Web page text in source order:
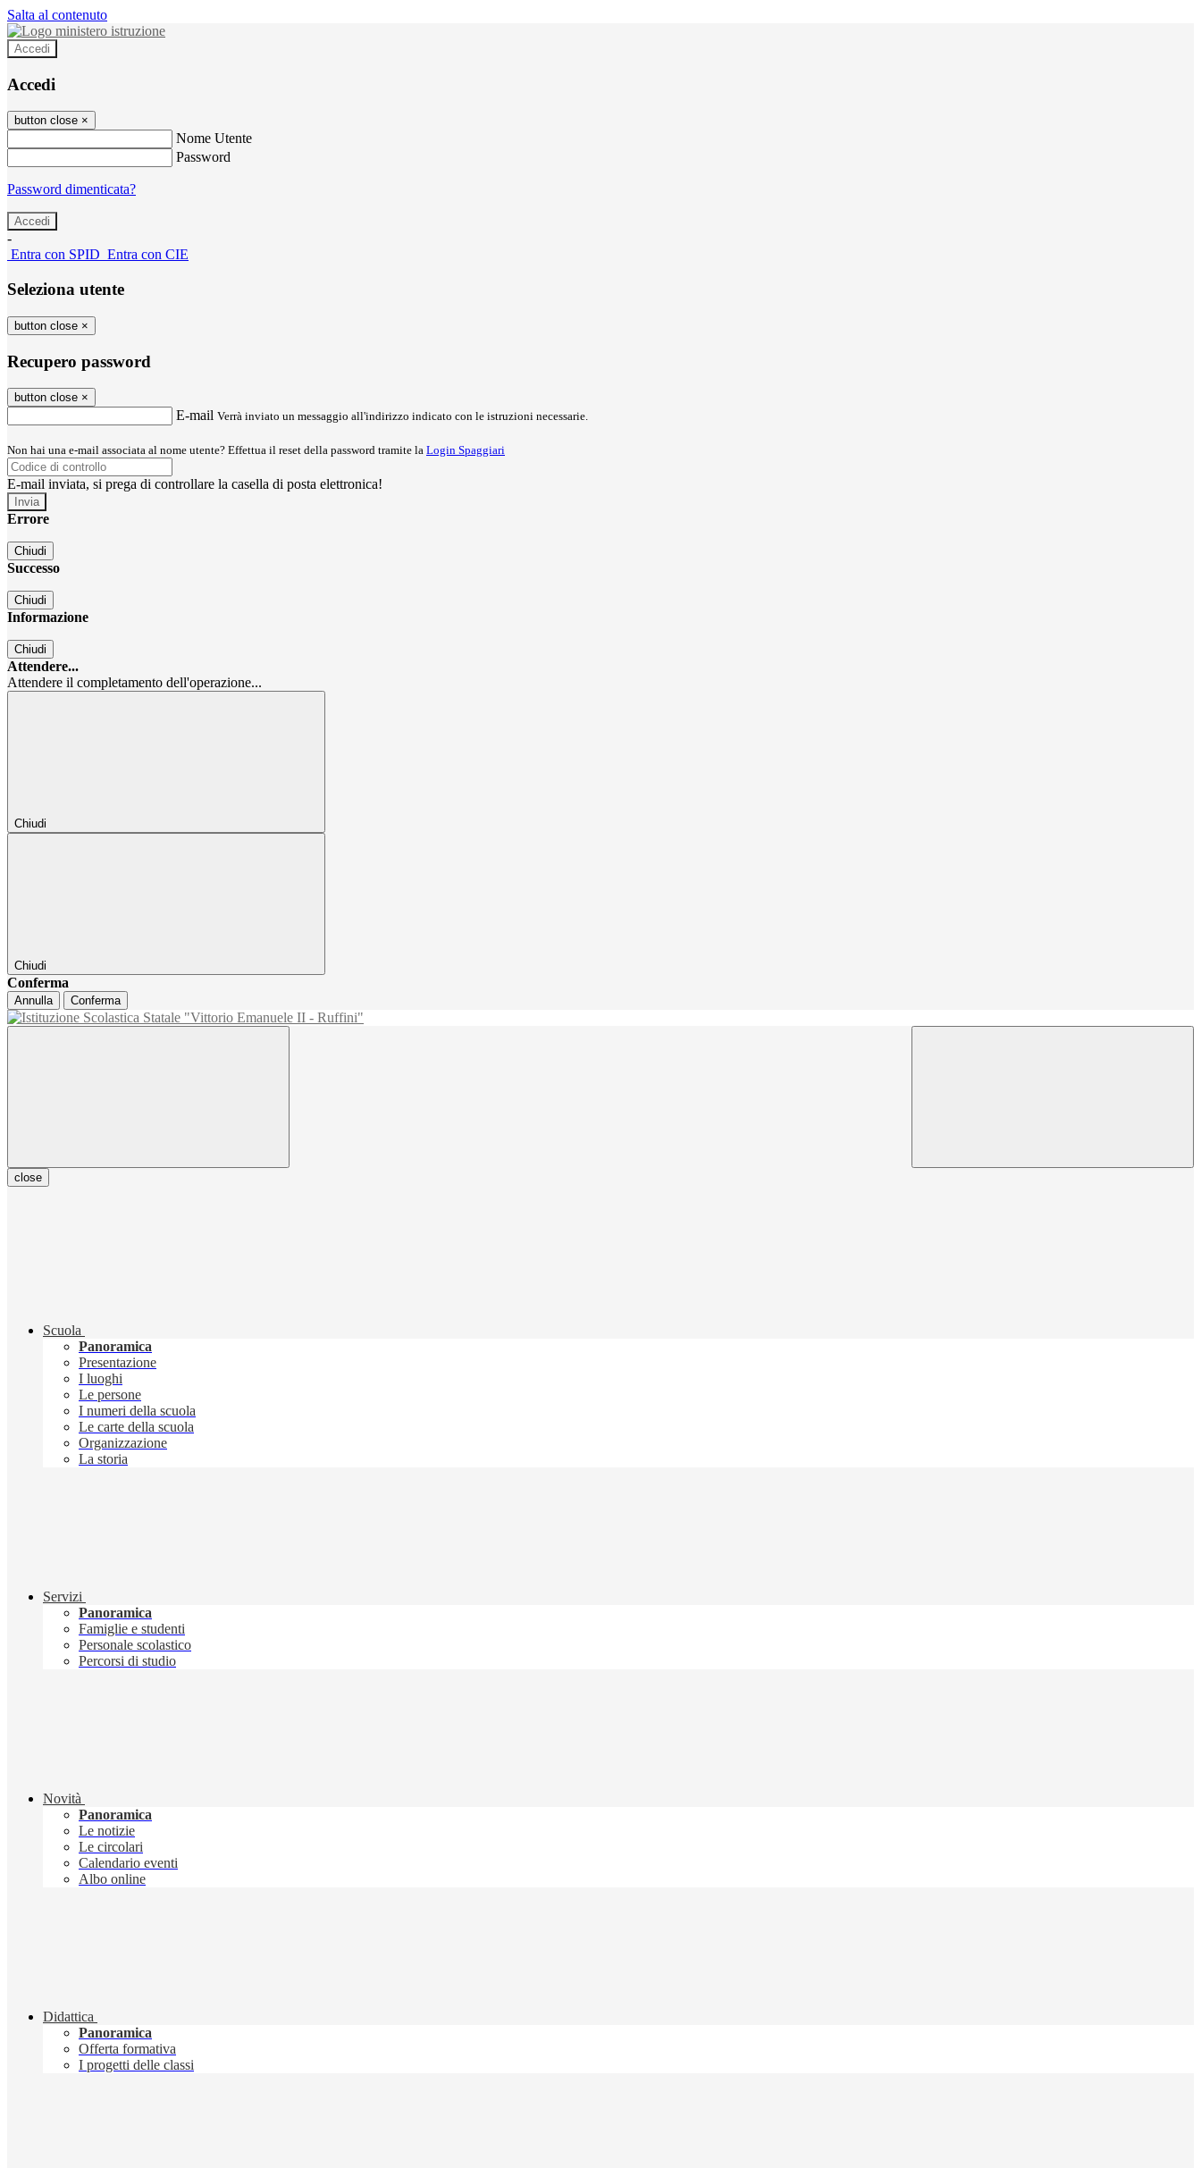
Salta al contenuto
Accedi
Accedi
button close ×
Nome Utente
Password
Password dimenticata?
-
Entra con SPID Entra con CIE
Seleziona utente
button close ×
Recupero password
button close ×
E-mail Verrà inviato un messaggio all'indirizzo indicato con le istruzioni necessarie.
Non hai una e-mail associata al nome utente? Effettua il reset della password tramite la Login Spaggiari
E-mail inviata, si prega di controllare la casella di posta elettronica!
Errore
Chiudi
Successo
Chiudi
Informazione
Chiudi
Attendere...
Attendere il completamento dell'operazione...
Chiudi
Chiudi
Conferma
Annulla Conferma
close
Scuola
Panoramica
Presentazione
I luoghi
Le persone
I numeri della scuola
Le carte della scuola
Organizzazione
La storia
Servizi
Panoramica
Famiglie e studenti
Personale scolastico
Percorsi di studio
Novità
Panoramica
Le notizie
Le circolari
Calendario eventi
Albo online
Didattica
Panoramica
Offerta formativa
I progetti delle classi